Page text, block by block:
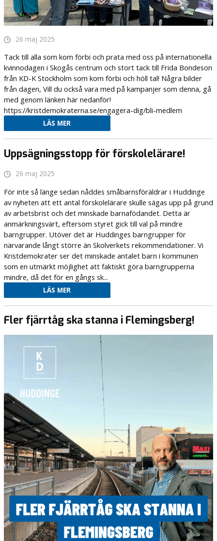
26 maj 2025
Tack till alla som kom förbi och prata med oss på internationella
kvinnodagen i Skogås centrum och stort tack till Frida Bondeson
från KD-K Stockholm som kom förbi och höll tal! Några bilder
från dagen, Vill du också vara med på kampanjer som denna, gå
med genom länken här nedanför!
https://kristdemokraterna.se/engagera-dig/bli-medlem
LÄS MER
Uppsägningsstopp för förskolelärare!
26 maj 2025
För inte så länge sedan nåddes småbarnsföräldrar i Huddinge
av nyheten att ett antal förskolelärare skulle sägas upp på grund
av arbetsbrist och det minskade barnafödandet. Detta är
anmärkningsvärt, eftersom styret gick till val på mindre
barngrupper. Utöver det är Huddinges barngrupper för
närvarande långt större än Skolverkets rekommendationer. Vi
Kristdemokrater ser det minskade antalet barn i kommunen
som en utmärkt möjlighet att faktiskt göra barngrupperna
mindre, då det för en gångs sk...
LÄS MER
Fler fjärrtåg ska stanna i Flemingsberg!